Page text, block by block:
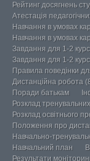
Рейтинг досягнень
Атестація
Навчання в умовах
Навчання в умовах
Завдання для 1-2
Завдання для 1-2
Правила поведінки
Дистанційна робота
Поради батькам
Розклад
Розклад освітнього
Положення про
Навчально-
Навчальний план
Результати